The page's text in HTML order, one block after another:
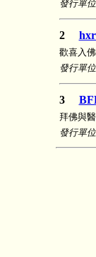
發行單
2
歡喜入
發行單
3
拜佛與
發行單